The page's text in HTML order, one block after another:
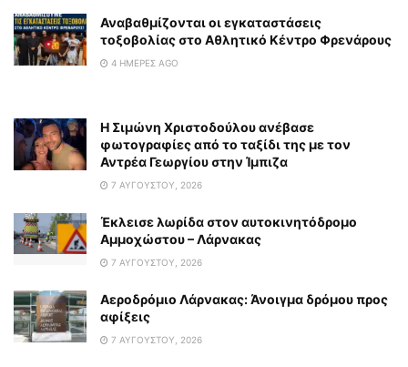
Αναβαθμίζονται οι εγκαταστάσεις
τοξοβολίας στο Αθλητικό Κέντρο Φρενάρους
4 ΗΜΈΡΕΣ AGO
Η Σιμώνη Χριστοδούλου ανέβασε
φωτογραφίες από το ταξίδι της με τον
Αντρέα Γεωργίου στην Ίμπιζα
7 ΑΥΓΟΎΣΤΟΥ, 2026
Έκλεισε λωρίδα στον αυτοκινητόδρομο
Αμμοχώστου – Λάρνακας
7 ΑΥΓΟΎΣΤΟΥ, 2026
Αεροδρόμιο Λάρνακας: Άνοιγμα δρόμου προς
αφίξεις
7 ΑΥΓΟΎΣΤΟΥ, 2026